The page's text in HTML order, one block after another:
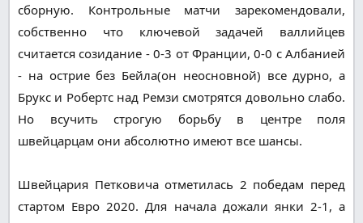
сборную. Контрольные матчи зарекомендовали,
собственно что ключевой задачей валлийцев
считается созидание - 0-3 от Франции, 0-0 с Албанией
- на острие без Бейла(он неосновной) все дурно, а
Брукс и Робертс над Ремзи смотрятся довольно слабо.
Но всучить строгую борьбу в центре поля
швейцарцам они абсолютно имеют все шансы.
Швейцария Петковича отметилась 2 победам перед
стартом Евро 2020. Для начала дожали янки 2-1, а